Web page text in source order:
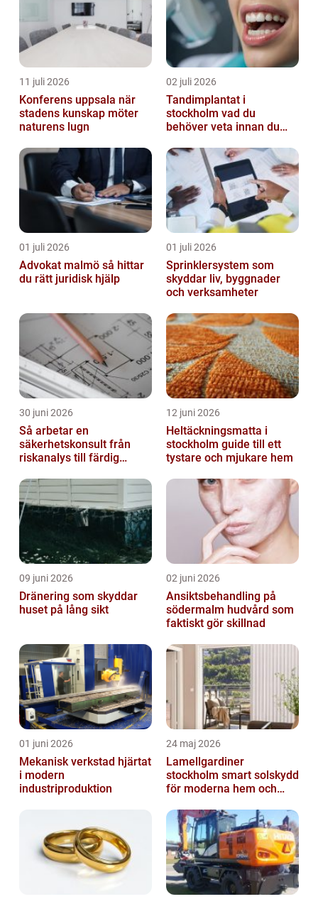
11 juli 2026
Konferens uppsala när
stadens kunskap möter
naturens lugn
02 juli 2026
Tandimplantat i
stockholm vad du
behöver veta innan du
01 juli 2026
Advokat malmö så hittar
du rätt juridisk hjälp
01 juli 2026
Sprinklersystem som
skyddar liv, byggnader
och verksamheter
30 juni 2026
Så arbetar en
säkerhetskonsult från
riskanalys till färdig
12 juni 2026
Heltäckningsmatta i
stockholm guide till ett
tystare och mjukare hem
09 juni 2026
Dränering som skyddar
huset på lång sikt
02 juni 2026
Ansiktsbehandling på
södermalm hudvård som
faktiskt gör skillnad
01 juni 2026
Mekanisk verkstad hjärtat
i modern
industriproduktion
24 maj 2026
Lamellgardiner
stockholm smart solskydd
för moderna hem och